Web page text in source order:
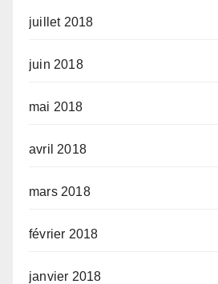
juillet 2018
juin 2018
mai 2018
avril 2018
mars 2018
février 2018
janvier 2018